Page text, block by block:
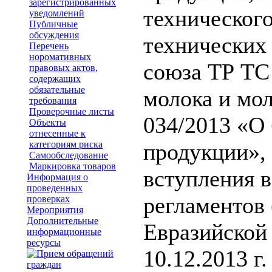
зарегистрированных
уведомлений
Публичные
обсуждения
Перечень
норомативных
правовых актов,
содержащих
обязательные
требования
Проверочные листы
Объекты
отнесенные к
категориям риска
Самообследование
Маркировка товаров
Информация о
проведенных
проверках
Мероприятия
Дополнительные
информационные
ресурсы
союза ТР ТС
молока и
034/2013 «О
вступления
10.12.2013